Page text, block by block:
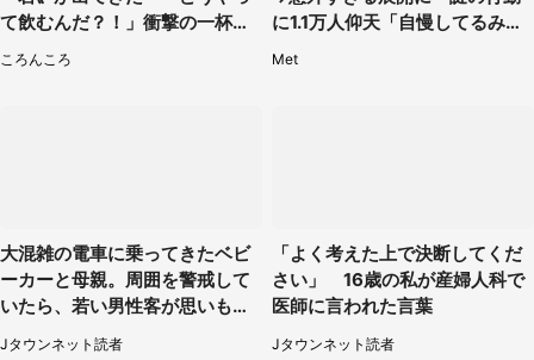
て飲むんだ？！」衝撃の一杯が
ころんころ
に1.1万人仰天「自慢してるみた
Met
大混雑の電車に乗ってきたベビ
ーカーと母親。周囲を警戒して
いたら、若い男性客が思いもよ
らぬ行動に（東京都・50代女
Jタウンネット読者
「よく考えた上で決断してくだ
さい」 16歳の私が産婦人科で
医師に言われた言葉
Jタウンネット読者